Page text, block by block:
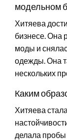
модельном
Хитяева
бизнесе. Она
моды и
одежды. Она
нескольких
Каким
Хитяева
делала пробы